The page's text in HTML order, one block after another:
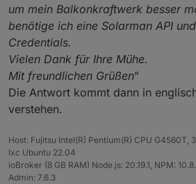
um mein Balkonkraftwerk besser
benötige ich eine Solarman API
Credentials.
Vielen Dank für Ihre Mühe.
Mit freundlichen Grüßen"
Die Antwort kommt dann in
verstehen.
Host: Fujitsu Intel(R) Pentium(R) CPU G4560T,
lxc Ubuntu 22.04
ioBroker (8 GB RAM) Node.js: 20.19.1, NPM:
Admin: 7.6.3